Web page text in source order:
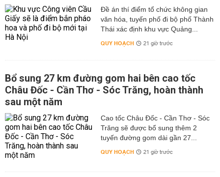
Đề án thí điểm tổ chức không gian
văn hóa, tuyến phố đi bộ phố Thành
Thái xác định khu vực Quảng...
QUY HOẠCH 21 giờ trước
Bổ sung 27 km đường gom hai bên cao tốc
Châu Đốc - Cần Thơ - Sóc Trăng, hoàn thành
sau một năm
Cao tốc Châu Đốc - Cần Thơ - Sóc
Trăng sẽ được bổ sung thêm 2
tuyến đường gom dài gần 27...
QUY HOẠCH 21 giờ trước